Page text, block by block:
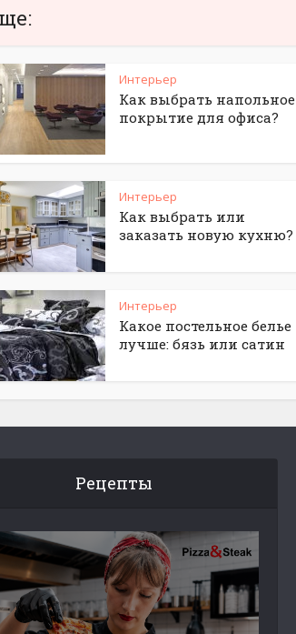
Интерьер
Как выбрать напольное
покрытие для офиса?
Интерьер
Как выбрать или
заказать новую кухню?
Интерьер
Какое постельное белье
лучше: бязь или сатин
Рецепты